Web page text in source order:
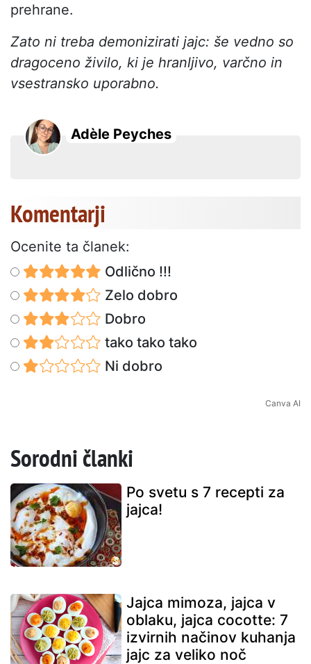
prehrane.
Zato ni treba demonizirati jajc: še vedno so
dragoceno živilo, ki je hranljivo, varčno in
vsestransko uporabno.
Adèle Peyches
Komentarji
Ocenite ta članek:
Odlično !!!
Zelo dobro
Dobro
tako tako tako
Ni dobro
Canva AI
Sorodni članki
Po svetu s 7 recepti za
jajca!
Jajca mimoza, jajca v
oblaku, jajca cocotte: 7
izvirnih načinov kuhanja
jajc za veliko noč